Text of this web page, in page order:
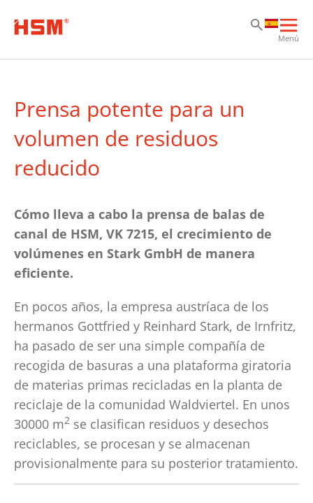
Menú
Prensa potente para un
volumen de residuos
reducido
Cómo lleva a cabo la prensa de balas de
canal de HSM, VK 7215, el crecimiento de
volúmenes en Stark GmbH de manera
eficiente.
En pocos años, la empresa austríaca de los
hermanos Gottfried y Reinhard Stark, de Irnfritz,
ha pasado de ser una simple compañía de
recogida de basuras a una plataforma giratoria
de materias primas recicladas en la planta de
reciclaje de la comunidad Waldviertel. En unos
30000 m2 se clasifican residuos y desechos
reciclables, se procesan y se almacenan
provisionalmente para su posterior tratamiento.